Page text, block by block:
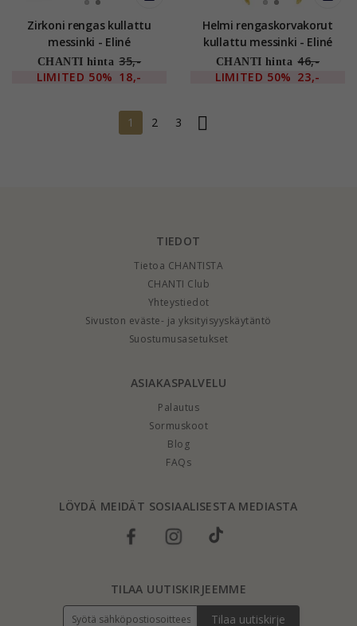
Zirkoni rengas kullattu
messinki - Eliné
CHANTI hinta 35,-
LIMITED 50% 18,-
Helmi rengaskorvakorut
kullattu messinki - Eliné
CHANTI hinta 46,-
LIMITED 50% 23,-
1 2 3
TIEDOT
Tietoa CHANTISTA
CHANTI Club
Yhteystiedot
Sivuston eväste- ja yksityisyyskäytäntö
Suostumusasetukset
ASIAKASPALVELU
Palautus
Sormuskoot
Blog
FAQs
LÖYDÄ MEIDÄT SOSIAALISESTA MEDIASTA
TILAA UUTISKIRJEEMME
Tilaa uutiskirje